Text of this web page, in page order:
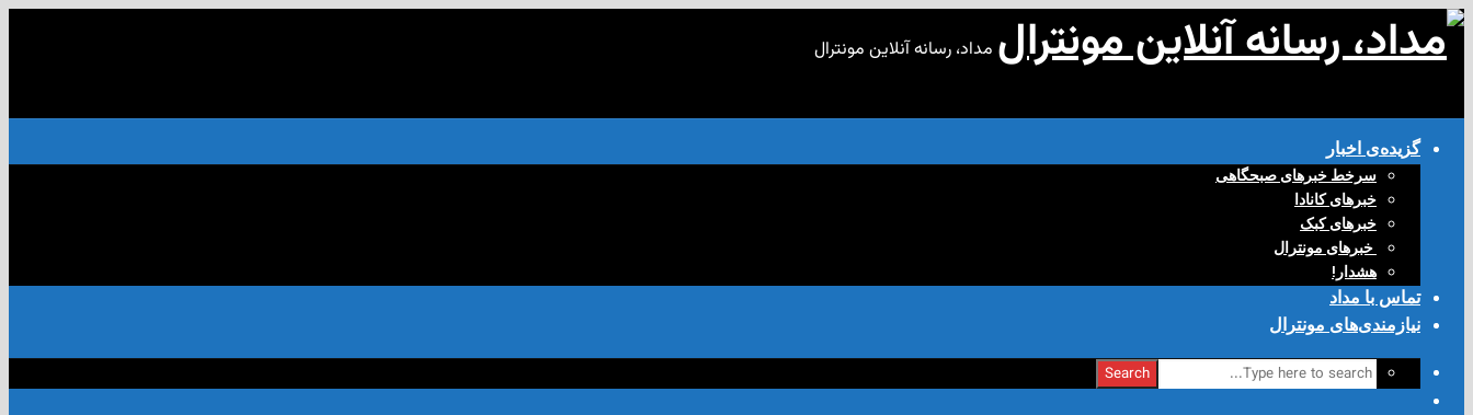
مداد، رسانه آنلاین مونترال
گزیده‌ی‌ اخبار
سرخط خبرهای صبحگاهی
خبرهای کانادا
خبرهای کبک
‌ خبرهای مونترال
هشدار!
تماس با مداد
نیازمندی‌های مونترال
Search